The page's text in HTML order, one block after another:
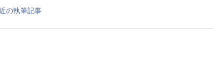
の執筆記事